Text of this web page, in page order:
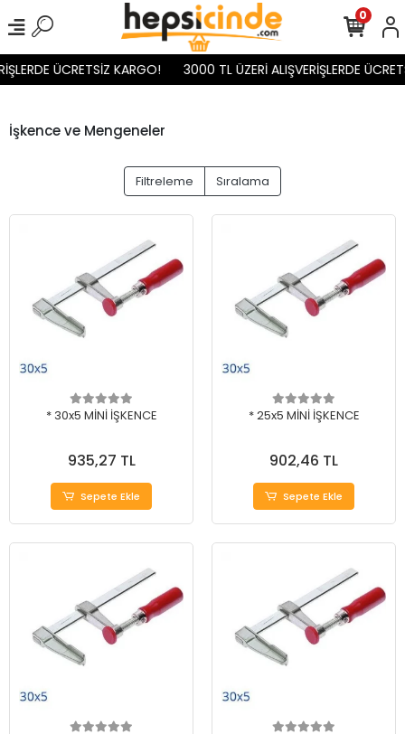
ÜCRETSİZ KARGO! 3000 TL ÜZERİ ALIŞVERİŞLERDE
0
İşkence ve Mengeneler
Filtreleme Sıralama
* 30x5 MİNİ İŞKENCE
935,27 TL
Sepete Ekle
* 25x5 MİNİ İŞKENCE
902,46 TL
Sepete Ekle